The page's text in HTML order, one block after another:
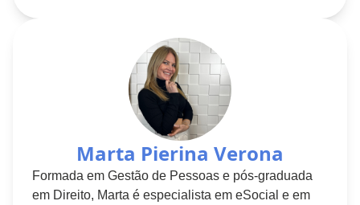
Marta Pierina Verona
Formada em Gestão de Pessoas e pós-graduada
em Direito, Marta é especialista em eSocial e em